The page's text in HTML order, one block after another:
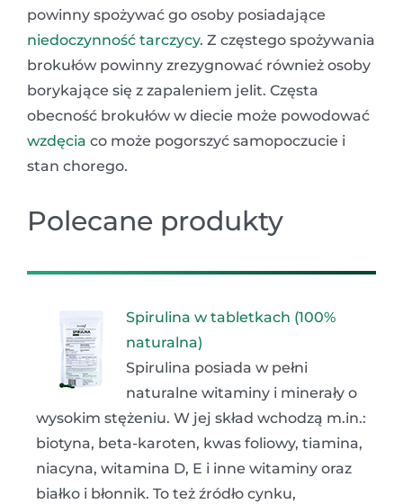
powinny spożywać go osoby posiadające
niedoczynność tarczycy. Z częstego spożywania
brokułów powinny zrezygnować również osoby
borykające się z zapaleniem jelit. Częsta
obecność brokułów w diecie może powodować
wzdęcia co może pogorszyć samopoczucie i
stan chorego.
Polecane produkty
Spirulina w tabletkach (100%
naturalna)
Spirulina posiada w pełni
naturalne witaminy i minerały o
wysokim stężeniu. W jej skład wchodzą m.in.:
biotyna, beta-karoten, kwas foliowy, tiamina,
niacyna, witamina D, E i inne witaminy oraz
białko i błonnik. To też źródło cynku,